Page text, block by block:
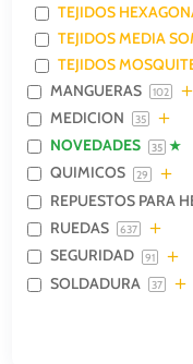
TEJIDOS
TEJIDOS MEDIA
TEJIDOS
MANGUERAS 102
MEDICION 35
NOVEDADES 35
QUIMICOS 29
REPUESTOS PARA
RUEDAS 637
SEGURIDAD 91
SOLDADURA 37